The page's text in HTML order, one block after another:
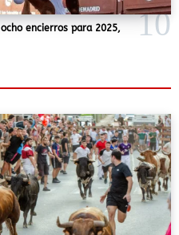
encierros para 2025,